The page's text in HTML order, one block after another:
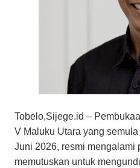
Tobelo,Sijege.id –
V Maluku Utara yang
Juni 2026, resmi mengalami
memutuskan untuk